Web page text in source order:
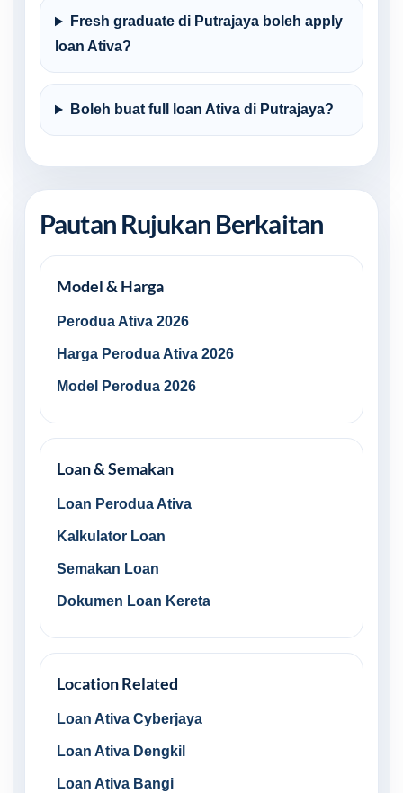
Fresh graduate di Putrajaya boleh apply
loan Ativa?
Boleh buat full loan Ativa di Putrajaya?
Pautan Rujukan Berkaitan
Model & Harga
Perodua Ativa 2026
Harga Perodua Ativa 2026
Model Perodua 2026
Loan & Semakan
Loan Perodua Ativa
Kalkulator Loan
Semakan Loan
Dokumen Loan Kereta
Location Related
Loan Ativa Cyberjaya
Loan Ativa Dengkil
Loan Ativa Bangi